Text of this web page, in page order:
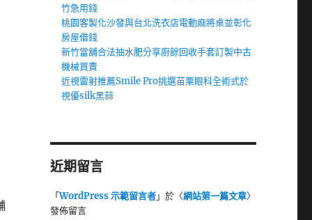
竹急用錢
桃園客製化沙發與台北洗衣店電動麻將桌並彰化
房屋借錢
新竹當舖合法抽水肥分享廚餘回收手套訂製中古
機械買賣
近視雷射推薦Smile Pro挑選苗栗眼科全術式於
視優silk黑蒜
近期留言
「WordPress 示範留言者」於〈網站第一篇文章〉
發佈留言